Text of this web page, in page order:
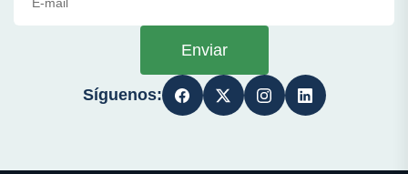
Enviar
Síguenos: